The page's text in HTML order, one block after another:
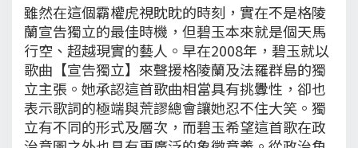
雖然在這個霸權虎視眈眈的時刻，實在不是格陵
蘭宣告獨立的最佳時機，但碧玉本來就是個天馬
行空、超越現實的藝人。早在2008年，碧玉就以
歌曲【宣告獨立】來聲援格陵蘭及法羅群島的獨
立主張。她承認這首歌曲相當具有挑釁性，卻也
表示歌詞的極端與荒謬總會讓她忍不住大笑。獨
立有不同的形式及層次，而碧玉希望這首歌在政